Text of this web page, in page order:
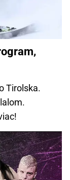
Tirolska.